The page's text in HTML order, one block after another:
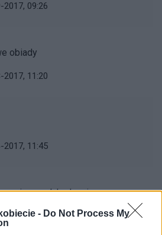
- Do Not Process My
2017, 09:26
obiady
2017, 11:20
2017, 11:45
na odchudzanie
2017, 18:02